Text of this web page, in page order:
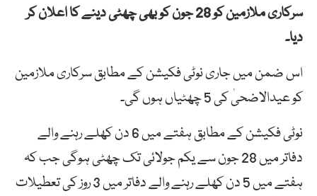
سرکاری ملازمین کو 28 جون کو بھی چھٹی دینے کا اعلان کر
دیا۔
اس ضمن میں جاری نوٹی فکیشن کے مطابق سرکاری ملازمین
کو عیدالاضحیٰ کی 5 چھٹیاں ہوں گی۔
نوٹی فکیشن کے مطابق ہفتے میں 6 دن کھلے رہنے والے
دفاتر میں 28 جون سے یکم جولائی تک چھٹی ہوگی جب کہ
ہفتے میں 5 دن کھلے رہنے والے دفاتر میں 3 روز کی تعطیلات